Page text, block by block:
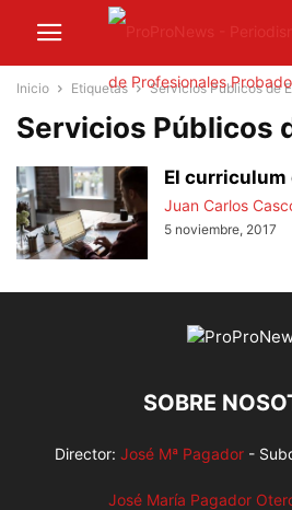
Inicio Etiquetas Servicios Públicos de
Servicios Públicos
El curriculum
Juan Carlos
5 noviembre, 2017
SOBRE
Director: José Mª Pagador-
José María Pagador